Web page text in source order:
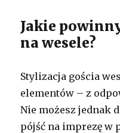
Jakie
na wesele?
Stylizacja gościa
elementów – z
Nie możesz jednak
pójść na imprezę w